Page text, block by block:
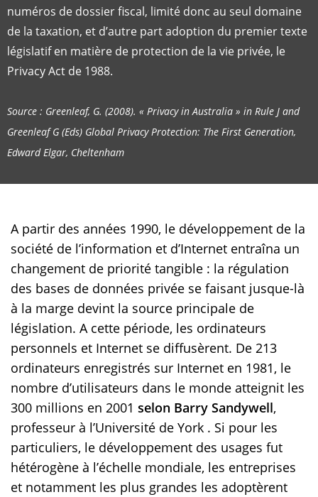
numéros de dossier fiscal, limité donc au seul domaine
de la taxation, et d’autre part adoption du premier texte
législatif en matière de protection de la vie privée, le
Privacy Act de 1988.
Source : Greenleaf, G. (2008). « Privacy in Australia » in Rule J and
Greenleaf G (Eds) Global Privacy Protection: The First Generation,
Edward Elgar, Cheltenham
A partir des années 1990, le développement de la
société de l’information et d’Internet entraîna un
changement de priorité tangible : la régulation
des bases de données privée se faisant jusque-là
à la marge devint la source principale de
législation. A cette période, les ordinateurs
personnels et Internet se diffusèrent. De 213
ordinateurs enregistrés sur Internet en 1981, le
nombre d’utilisateurs dans le monde atteignit les
300 millions en 2001 selon Barry Sandywell,
professeur à l’Université de York . Si pour les
particuliers, le développement des usages fut
hétérogène à l’échelle mondiale, les entreprises
et notamment les plus grandes les adoptèrent